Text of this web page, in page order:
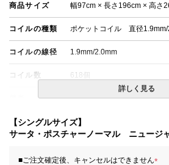
商品サイズ 幅97cm × 長さ196cm × 高さ
コイルの種類 ポケットコイル 直径
コイルの線径 1.9mm/2.0mm
コイル数 618個
・価格はマットレス単体購入
※北海道・沖縄・離島等一部
発生する場合がございます。
場合があります。
詳しく見る
【シングルサイズ】
サータ・ポスチャーノーマル ニュージ
■ご注文確定後、キャンセルはできません